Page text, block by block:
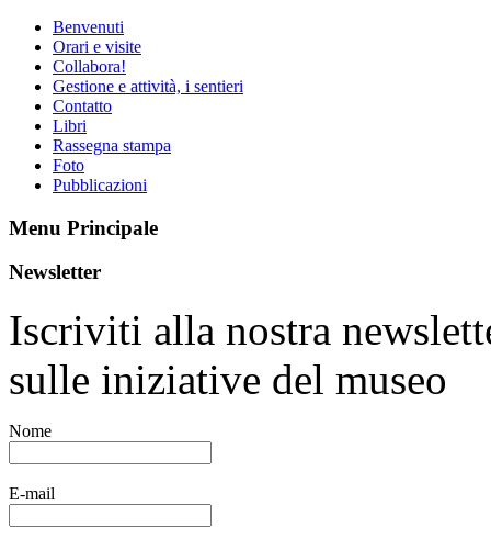
Benvenuti
Orari e visite
Collabora!
Gestione e attività, i sentieri
Contatto
Libri
Rassegna stampa
Foto
Pubblicazioni
Menu Principale
Newsletter
Iscriviti alla nostra
sulle iniziative del museo
Nome
E-mail